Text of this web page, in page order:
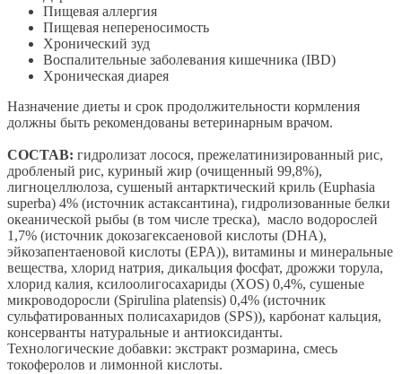
Пищевая аллергия
Пищевая непереносимость
Хронический зуд
Воспалительные заболевания кишечника (IBD)
Хроническая диарея
Назначение диеты и срок продолжительности кормления
должны быть рекомендованы ветеринарным врачом.
СОСТАВ: гидролизат лосося, прежелатинизированный рис,
дробленый рис, куриный жир (очищенный 99,8%),
лигноцеллюлоза, сушеный антарктический криль (Euphasia
superba) 4% (источник астаксантина), гидролизованные белки
океанической рыбы (в том числе треска), масло водорослей
1,7% (источник докозагексаеновой кислоты (DHA),
эйкозапентаеновой кислоты (EPA)), витамины и минеральные
вещества, хлорид натрия, дикальция фосфат, дрожжи торула,
хлорид калия, ксилоолигосахариды (XOS) 0,4%, сушеные
микроводоросли (Spirulina platensis) 0,4% (источник
сульфатированных полисахаридов (SPS)), карбонат кальция,
консерванты натуральные и антиоксиданты.
Технологические добавки: экстракт розмарина, смесь
токоферолов и лимонной кислоты.